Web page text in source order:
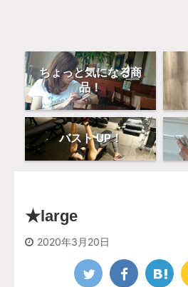
ちょっと気になる商
品！
バスト UP！
★large
2020年3月20日